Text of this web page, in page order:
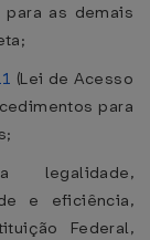
para as demais
(Lei de Acesso
para
legalidade,
e eficiência,
Federal,